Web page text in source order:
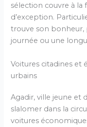
sélection couvre à la
d’exception.
trouve son bonheur,
journée ou une
Voitures citadines
urbains
Agadir, ville jeune et
slalomer dans la
voitures